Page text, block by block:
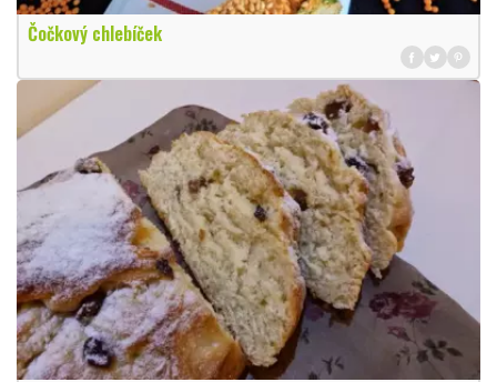
Čočkový chlebíček